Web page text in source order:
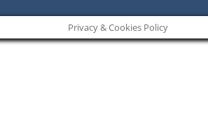
Privacy & Cookies Policy